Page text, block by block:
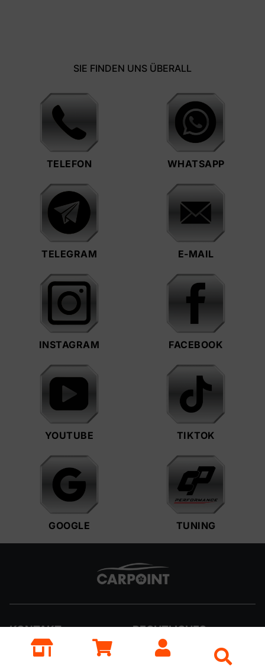
SIE FINDEN UNS ÜBERALL
TELEFON WHATSAPP
TELEGRAM E-MAIL
INSTAGRAM FACEBOOK
YOUTUBE TIKTOK
GOOGLE TUNING
KONTAKT
Carpoint GmbH
RECHTLICHES
Impressum